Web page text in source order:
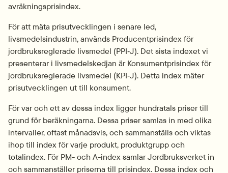
avräkningsprisindex.
För att mäta prisutvecklingen i senare led,
livsmedelsindustrin, används Producentprisindex för
jordbruksreglerade livsmedel (PPI‑J). Det sista indexet vi
presenterar i livsmedelskedjan är Konsumentprisindex för
jordbruksreglerade livsmedel (KPI‑J). Detta index mäter
prisutvecklingen ut till konsument.
För var och ett av dessa index ligger hundratals priser till
grund för beräkningarna. Dessa priser samlas in med olika
intervaller, oftast månadsvis, och sammanställs och viktas
ihop till index för varje produkt, produktgrupp och
totalindex. För PM- och A-index samlar Jordbruksverket in
och sammanställer priserna till prisindex. Dessa index och